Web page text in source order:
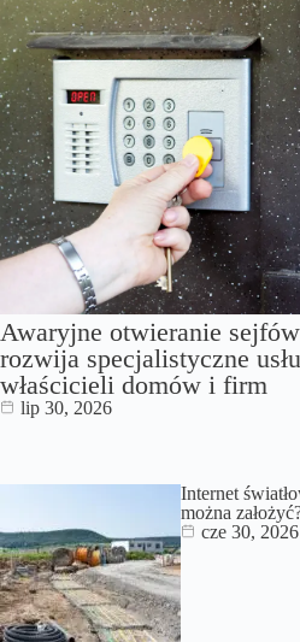
Awaryjne otwieranie
rozwija specjalistyczne
właścicieli domów i firm
lip 30, 2026
Internet
można
cze 30, 2026